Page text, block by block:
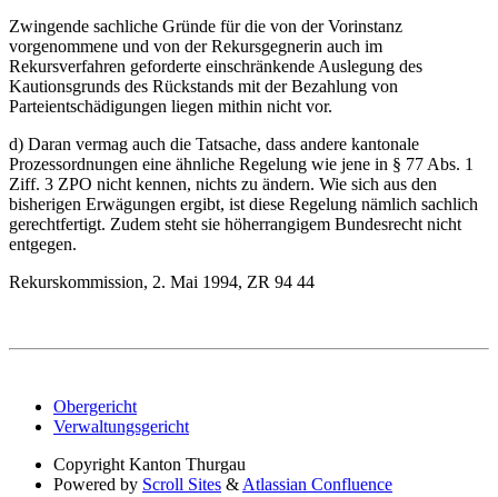
Zwingende sachliche Gründe für die von der Vorinstanz
vorgenommene und von der Rekursgegnerin auch im
Rekursverfahren geforderte einschränkende Auslegung des
Kautionsgrunds des Rückstands mit der Bezahlung von
Parteientschädigungen liegen mithin nicht vor.
d) Daran vermag auch die Tatsache, dass andere kantonale
Prozessordnungen eine ähnliche Regelung wie jene in § 77 Abs. 1
Ziff. 3 ZPO nicht kennen, nichts zu ändern. Wie sich aus den
bisherigen Erwägungen ergibt, ist diese Regelung nämlich sachlich
gerechtfertigt. Zudem steht sie höherrangigem Bundesrecht nicht
entgegen.
Rekurskommission, 2. Mai 1994, ZR 94 44
Obergericht
Verwaltungsgericht
Copyright Kanton Thurgau
Powered by Scroll Sites &Atlassian Confluence